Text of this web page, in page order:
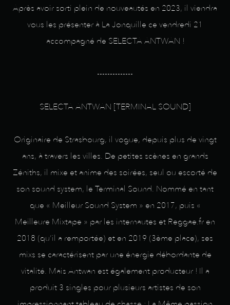
Après avoir sorti plein de nouveautés en 2023, il viendra
vous les présenter à La Jonquille ce vendredi 21
accompagné de SELECTA ANTWAN !
--------------
SELECTA ANTWAN [TERMINAL SOUND]
Originaire de Strasbourg, il vogue, depuis plus de vingt
ans, à travers les villes. De petites scènes en grands
Zéniths, il mixe et anime des soirées, seul ou escorté de
son sound system, le Terminal Sound. Nommé en tant
que « Meilleur Sound System » en 2017, puis «
Meilleure Mixtape » par les internautes et Reggae.fr en
2018 (qu’il a remportée) et en 2019 (3ème place), ses
mixs se caractérisent par une énergie débordante de
vitalité. Mais Antwan est également producteur ! Il a
produit 3 singles pour plusieurs artistes de son